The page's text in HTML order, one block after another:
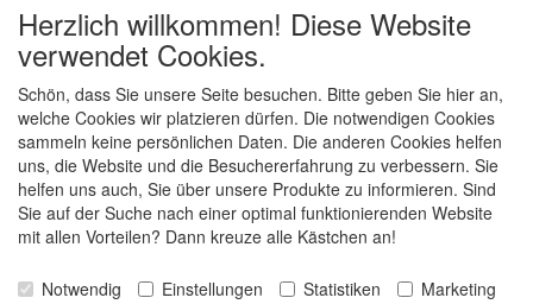
Haftungsausschluss
Über Rik Thijssen
ALLGEMEIN
www.rikthijssenshop.nl
Logistik durch OTOPARTS BV
Herzlich willkommen! Diese Website
verwendet Cookies.
Schön, dass Sie unsere Seite besuchen. Bitte geben Sie hier an,
welche Cookies wir platzieren dürfen. Die notwendigen Cookies
sammeln keine persönlichen Daten. Die anderen Cookies helfen
uns, die Website und die Besuchererfahrung zu verbessern. Sie
helfen uns auch, Sie über unsere Produkte zu informieren. Sind
Sie auf der Suche nach einer optimal funktionierenden Website
mit allen Vorteilen? Dann kreuze alle Kästchen an!
Notwendig Einstellungen Statistiken Marketing